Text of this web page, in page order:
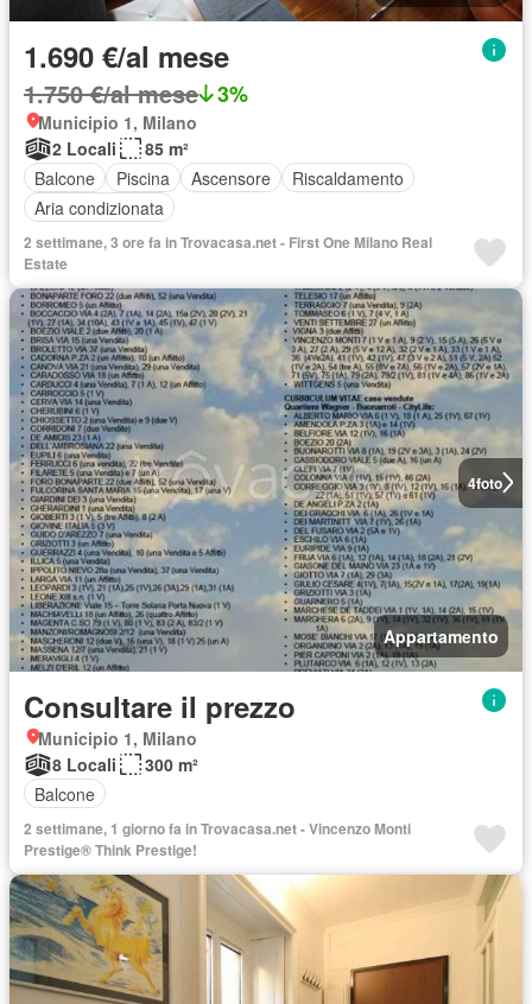
1.690 €/al mese
1.750 €/al mese 3%
Municipio 1, Milano
2 Locali
85 m²
Balcone
Piscina Ascensore
Riscaldamento
Aria condizionata
2 settimane, 3 ore fa in Trovacasa.net - First One Milano Real
Estate
4foto
Appartamento
Consultare il prezzo
Municipio 1, Milano
8 Locali
300 m²
Balcone
2 settimane, 1 giorno fa in Trovacasa.net - Vincenzo Monti
Prestige® Think Prestige!